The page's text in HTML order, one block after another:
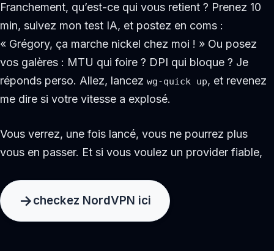
Franchement, qu’est-ce qui vous retient ? Prenez 10
min, suivez mon test IA, et postez en coms :
« Grégory, ça marche nickel chez moi ! » Ou posez
vos galères : MTU qui foire ? DPI qui bloque ? Je
réponds perso. Allez, lancez wg-quick up, et revenez
me dire si votre vitesse a explosé.
Vous verrez, une fois lancé, vous ne pourrez plus
vous en passer. Et si vous voulez un provider fiable,
checkez NordVPN ici